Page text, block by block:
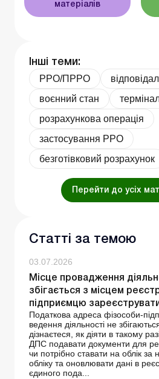
матеріалів
Інші теми:
РРО/ПРРО
воєнний стан
розрахункова операція
застосування РРО
безготівковий розрахунок
Перейти до усіх
Статті за темою
03.07.2026
Місце провадження
збігається з місцем
підприємцю
Податкова адреса фізособи-
ведення діяльності не
дізнаєтеся, як діяти в такому
ДПС подавати документи для
чи потрібно ставати на облік
обліку та оновлювати дані в
єдиного пода...